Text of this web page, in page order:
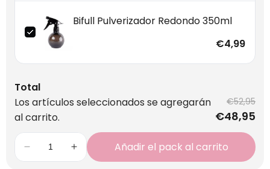
Bifull Pulverizador Redondo 350ml
€4,99
Total
Los artículos seleccionados se agregarán
al carrito.
€52,95
€48,95
Añadir el pack al carrito